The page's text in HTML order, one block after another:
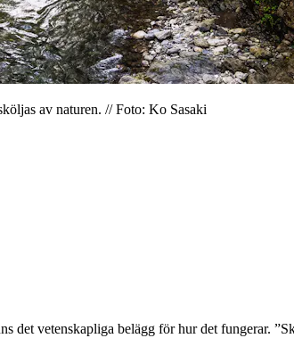
av naturen. // Foto: Ko Sasaki
vetenskapliga belägg för hur det fungerar.